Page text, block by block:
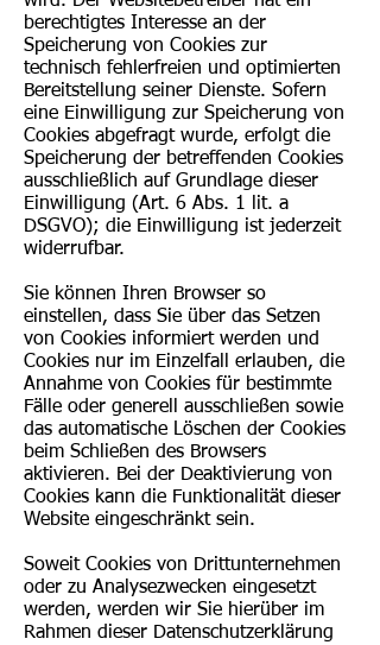
berechtigtes Interesse an der
Speicherung von Cookies zur
technisch fehlerfreien und optimierten
Bereitstellung seiner Dienste. Sofern
eine Einwilligung zur Speicherung von
Cookies abgefragt wurde, erfolgt die
Speicherung der betreffenden Cookies
ausschließlich auf Grundlage dieser
Einwilligung (Art. 6 Abs. 1 lit. a
DSGVO); die Einwilligung ist jederzeit
widerrufbar.
Sie können Ihren Browser so
einstellen, dass Sie über das Setzen
von Cookies informiert werden und
Cookies nur im Einzelfall erlauben, die
Annahme von Cookies für bestimmte
Fälle oder generell ausschließen sowie
das automatische Löschen der Cookies
beim Schließen des Browsers
aktivieren. Bei der Deaktivierung von
Cookies kann die Funktionalität dieser
Website eingeschränkt sein.
Soweit Cookies von Drittunternehmen
oder zu Analysezwecken eingesetzt
werden, werden wir Sie hierüber im
Rahmen dieser Datenschutzerklärung